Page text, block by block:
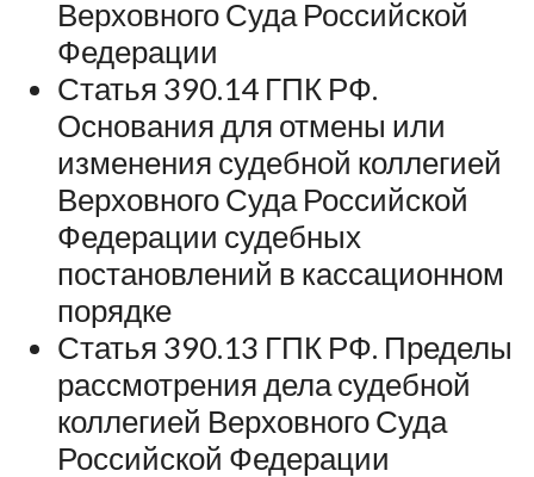
Верховного Суда Российской
Федерации
Статья 390.14 ГПК РФ.
Основания для отмены или
изменения судебной коллегией
Верховного Суда Российской
Федерации судебных
постановлений в кассационном
порядке
Статья 390.13 ГПК РФ. Пределы
рассмотрения дела судебной
коллегией Верховного Суда
Российской Федерации